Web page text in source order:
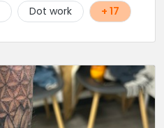
Dot work + 17